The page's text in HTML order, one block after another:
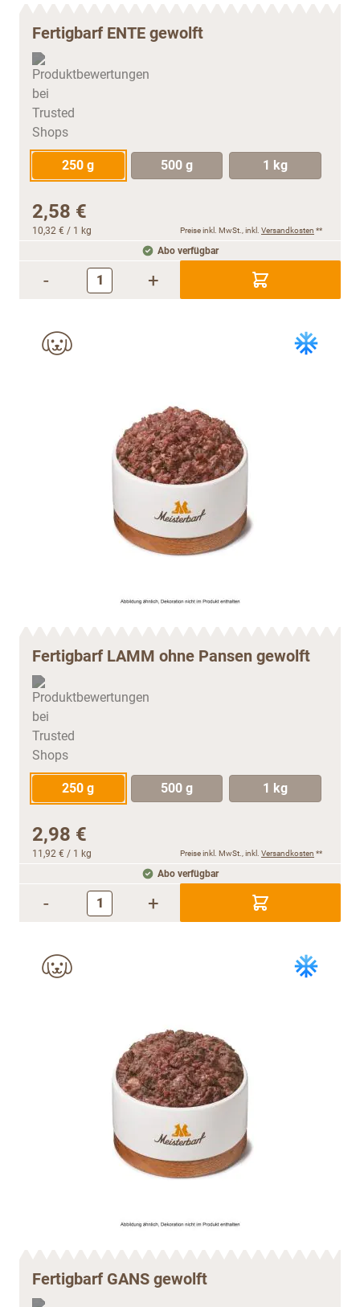
Fertigbarf ENTE gewolft
250 g 500 g 1 kg
2,58 €
10,32 € / 1 kg Preise inkl. MwSt., inkl. Versandkosten **
Abo verfügbar
- +
Fertigbarf LAMM ohne Pansen gewolft
250 g 500 g 1 kg
2,98 €
11,92 € / 1 kg Preise inkl. MwSt., inkl. Versandkosten **
Abo verfügbar
- +
Fertigbarf GANS gewolft